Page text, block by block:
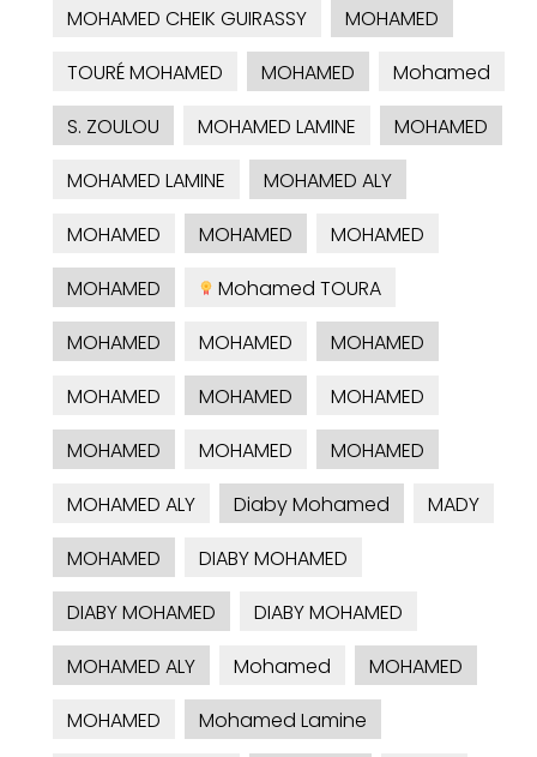
MOHAMED CHEIK GUIRASSY
MOHAMED
TOURÉ MOHAMED
MOHAMED
Mohamed
S. ZOULOU
MOHAMED LAMINE
MOHAMED
MOHAMED LAMINE
MOHAMED ALY
MOHAMED
MOHAMED
MOHAMED
MOHAMED
Mohamed TOURA
MOHAMED
MOHAMED
MOHAMED
MOHAMED
MOHAMED
MOHAMED
MOHAMED
MOHAMED
MOHAMED
MOHAMED ALY
Diaby Mohamed
MADY
MOHAMED
DIABY MOHAMED
DIABY MOHAMED
DIABY MOHAMED
MOHAMED ALY
Mohamed
MOHAMED
MOHAMED
Mohamed Lamine